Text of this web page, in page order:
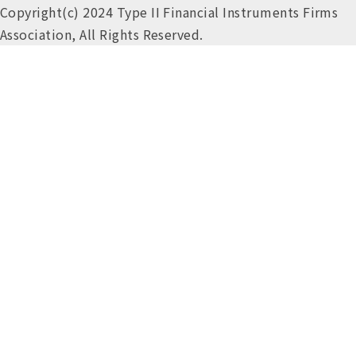
Copyright(c) 2024 Type II Financial Instruments Firms
Association, All Rights Reserved.